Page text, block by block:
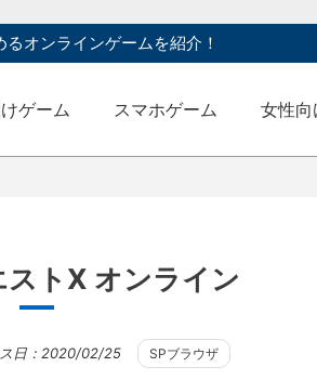
オンラインゲームを紹介！
ゲーム スマホゲーム 女性向
ストX オンライン
ス日：2020/02/25 SPブラウザ